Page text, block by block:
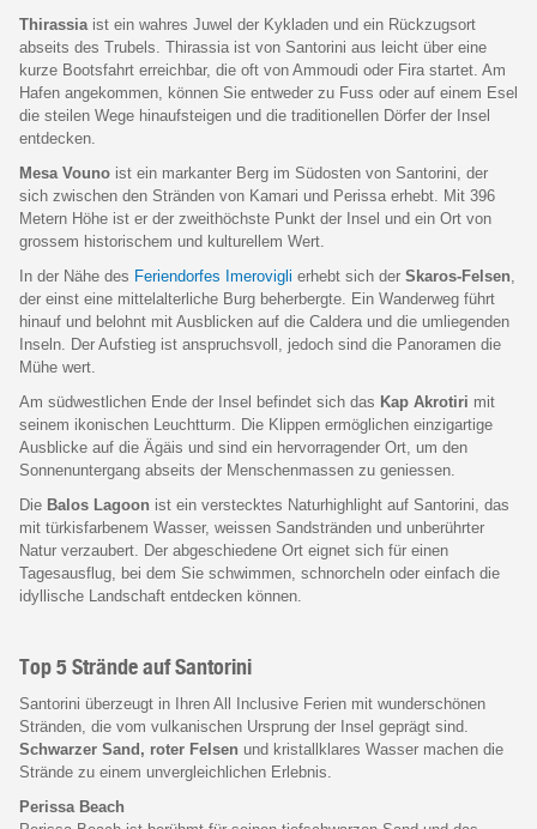
Thirassiaist ein wahres Juwel der Kykladen und ein Rückzugsort
abseits des Trubels. Thirassia ist von Santorini aus leicht über eine
kurze Bootsfahrt erreichbar, die oft von Ammoudi oder Fira startet. Am
Hafen angekommen, können Sie entweder zu Fuss oder auf einem Esel
die steilen Wege hinaufsteigen und die traditionellen Dörfer der Insel
entdecken.
Mesa Vouno ist ein markanter Berg im Südosten von Santorini, der
sich zwischen den Stränden von Kamari und Perissa erhebt. Mit 396
Metern Höhe ist er der zweithöchste Punkt der Insel und ein Ort von
grossem historischem und kulturellem Wert.
In der Nähe des Feriendorfes Imerovigli erhebt sich der Skaros-Felsen,
der einst eine mittelalterliche Burg beherbergte. Ein Wanderweg führt
hinauf und belohnt mit Ausblicken auf die Caldera und die umliegenden
Inseln. Der Aufstieg ist anspruchsvoll, jedoch sind die Panoramen die
Mühe wert.
Am südwestlichen Ende der Insel befindet sich das Kap Akrotiri mit
seinem ikonischen Leuchtturm. Die Klippen ermöglichen einzigartige
Ausblicke auf die Ägäis und sind ein hervorragender Ort, um den
Sonnenuntergang abseits der Menschenmassen zu geniessen.
Die Balos Lagoon ist ein verstecktes Naturhighlight auf Santorini, das
mit türkisfarbenem Wasser, weissen Sandstränden und unberührter
Natur verzaubert. Der abgeschiedene Ort eignet sich für einen
Tagesausflug, bei dem Sie schwimmen, schnorcheln oder einfach die
idyllische Landschaft entdecken können.
Top 5 Strände auf Santorini
Santorini überzeugt in Ihren All Inclusive Ferien mit wunderschönen
Stränden, die vom vulkanischen Ursprung der Insel geprägt sind.
Schwarzer Sand, roter Felsen und kristallklares Wasser machen die
Strände zu einem unvergleichlichen Erlebnis.
Perissa Beach